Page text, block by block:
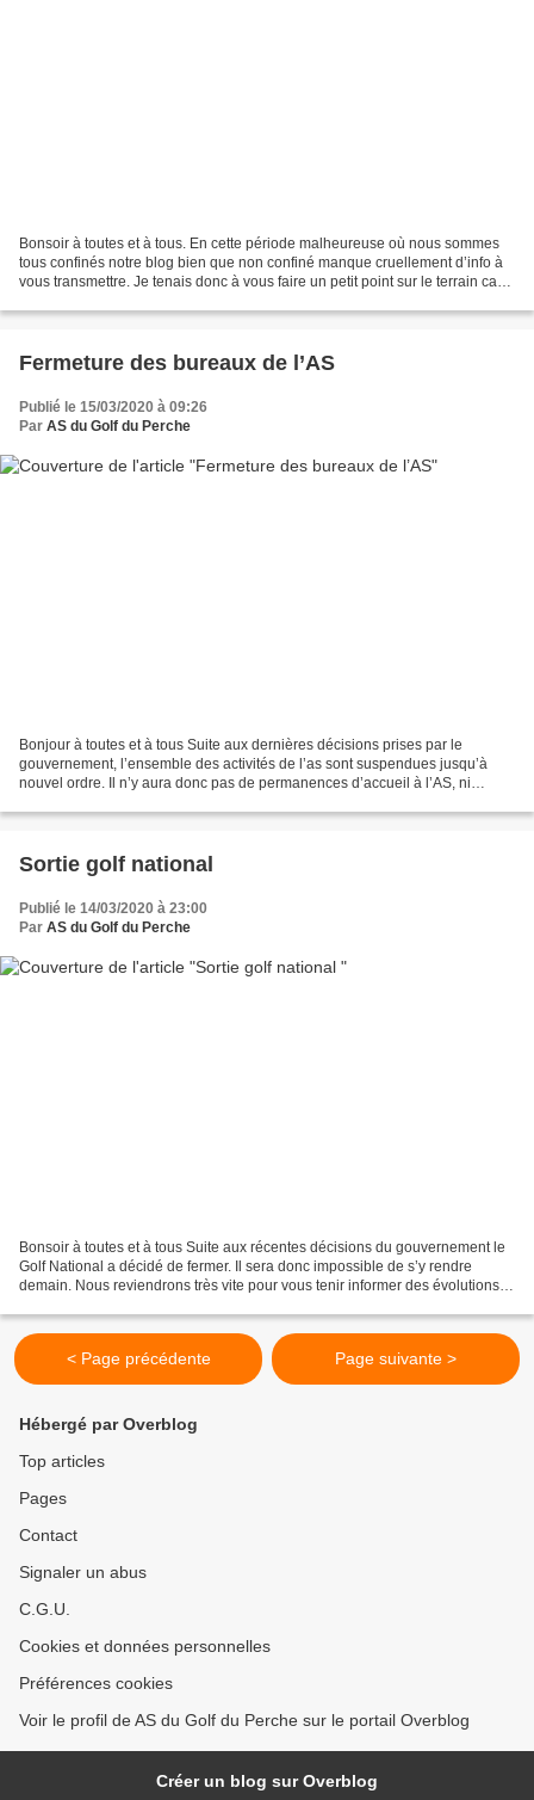
Bonsoir à toutes et à tous. En cette période malheureuse où nous sommes
tous confinés notre blog bien que non confiné manque cruellement d’info à
vous transmettre. Je tenais donc à vous faire un petit point sur le terrain car
Fermeture des bureaux de l’AS
Publié le 15/03/2020 à 09:26
Par AS du Golf du Perche
Bonjour à toutes et à tous Suite aux dernières décisions prises par le
gouvernement, l’ensemble des activités de l’as sont suspendues jusqu’à
nouvel ordre. Il n’y aura donc pas de permanences d’accueil à l’AS, ni
Sortie golf national
Publié le 14/03/2020 à 23:00
Par AS du Golf du Perche
Bonsoir à toutes et à tous Suite aux récentes décisions du gouvernement le
Golf National a décidé de fermer. Il sera donc impossible de s’y rendre
demain. Nous reviendrons très vite pour vous tenir informer des évolutions
< Page précédente Page suivante >
Hébergé par Overblog
Top articles
Pages
Contact
Signaler un abus
C.G.U.
Cookies et données personnelles
Préférences cookies
Voir le profil de AS du Golf du Perche sur le portail Overblog
Créer un blog sur Overblog